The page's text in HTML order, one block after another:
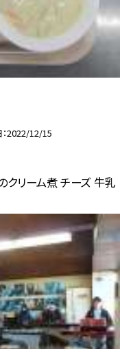
2022/12/15
クリーム煮 チーズ 牛乳